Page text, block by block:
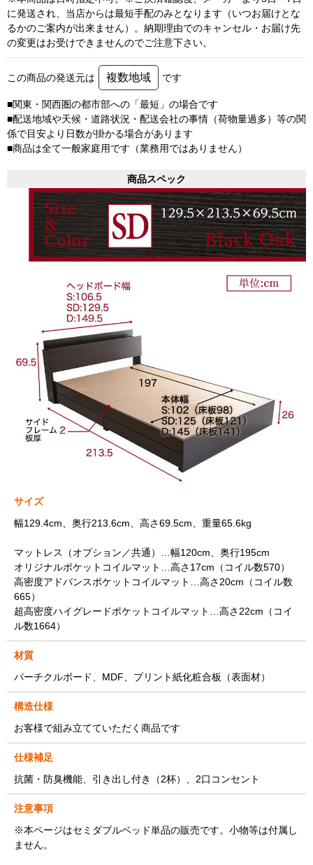
に発送され、当店からは最短手配のみとなります（いつお届けとな
るかのご案内が出来ません）。納期理由でのキャンセル・お届け先
の変更はお受けできませんのでご注意下さい。
この商品の発送元は 複数地域 です
■関東・関西圏の都市部への「最短」の場合です
■配送地域や天候・道路状況・配送会社の事情（荷物量過多）等の関
係で目安より日数が掛かる場合があります
■商品は全て一般家庭用です（業務用ではありません）
商品スペック
サイズ
幅129.4cm、奥行213.6cm、高さ69.5cm、重量65.6kg
マットレス（オプション／共通）…幅120cm、奥行195cm
オリジナルポケットコイルマット…高さ17cm（コイル数570）
高密度アドバンスポケットコイルマット…高さ20cm（コイル数
665）
超高密度ハイグレードポケットコイルマット…高さ22cm（コイ
ル数1664）
材質
パーチクルボード、MDF、プリント紙化粧合板（表面材）
構造仕様
お客様で組み立てていただく商品です
仕様補足
抗菌・防臭機能、引き出し付き（2杯）、2口コンセント
注意事項
※本ページはセミダブルベッド単品の販売です。小物等は付属し
ません。